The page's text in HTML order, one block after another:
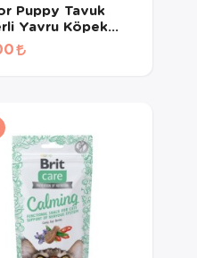
Puppy Tavuk
Yavru Köpek
400 Gr